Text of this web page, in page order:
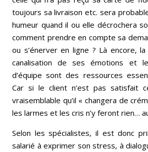
toujours sa livraison etc. sera
humeur quand il ou elle décrochera
comment prendre en compte sa
ou s’énerver en ligne ? Là encore,
canalisation de ses émotions et
d’équipe sont des ressources
Car si le client n’est pas satisfait
vraisemblable qu’il « changera de
les larmes et les cris n’y feront rien…
Selon les spécialistes, il est donc
salarié à exprimer son stress, à